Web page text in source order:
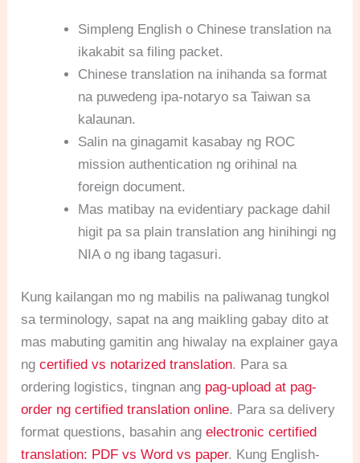
Simpleng English o Chinese translation na
ikakabit sa filing packet.
Chinese translation na inihanda sa format
na puwedeng ipa-notaryo sa Taiwan sa
kalaunan.
Salin na ginagamit kasabay ng ROC
mission authentication ng orihinal na
foreign document.
Mas matibay na evidentiary package dahil
higit pa sa plain translation ang hinihingi ng
NIA o ng ibang tagasuri.
Kung kailangan mo ng mabilis na paliwanag tungkol
sa terminology, sapat na ang maikling gabay dito at
mas mabuting gamitin ang hiwalay na explainer gaya
ngcertified vs notarized translation. Para sa
ordering logistics, tingnan ang pag-upload at pag-
order ng certified translation online. Para sa delivery
format questions, basahin angelectronic certified
translation: PDF vs Word vs paper. Kung English-